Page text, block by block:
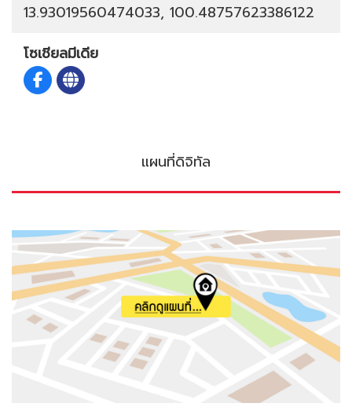
13.93019560474033, 100.48757623386122
โซเชียลมีเดีย
แผนที่ดิจิทัล